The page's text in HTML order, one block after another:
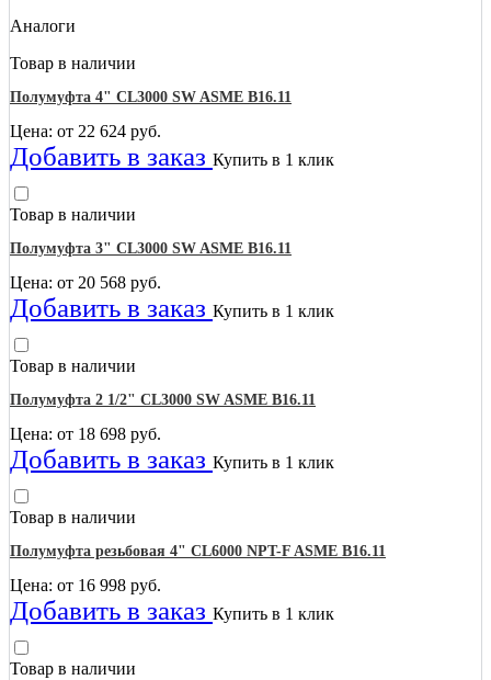
Аналоги
Товар в наличии
Полумуфта 4" CL3000 SW ASME B16.11
Цена: от 22 624 руб.
Добавить в заказ Купить в 1 клик
Товар в наличии
Полумуфта 3" CL3000 SW ASME B16.11
Цена: от 20 568 руб.
Добавить в заказ Купить в 1 клик
Товар в наличии
Полумуфта 2 1/2" CL3000 SW ASME B16.11
Цена: от 18 698 руб.
Добавить в заказ Купить в 1 клик
Товар в наличии
Полумуфта резьбовая 4" CL6000 NPT-F ASME B16.11
Цена: от 16 998 руб.
Добавить в заказ Купить в 1 клик
Товар в наличии